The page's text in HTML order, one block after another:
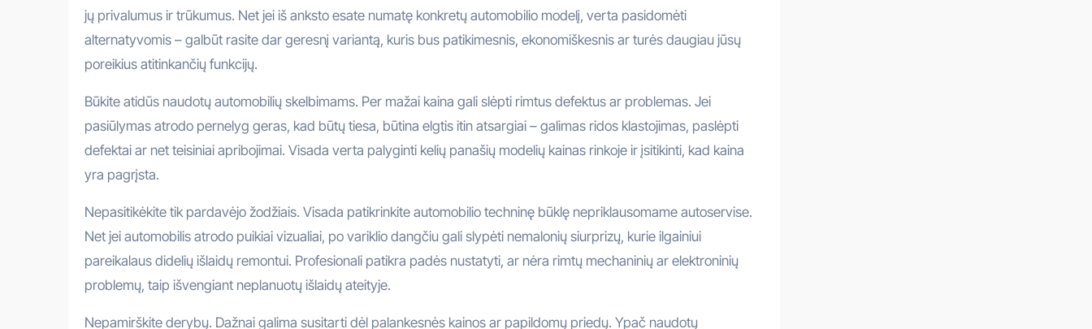
jų privalumus ir trūkumus. Net jei iš anksto esate numatę konkretų automobilio modelį, verta pasidomėti
alternatyvomis – galbūt rasite dar geresnį variantą, kuris bus patikimesnis, ekonomiškesnis ar turės daugiau jūsų
poreikius atitinkančių funkcijų.
Būkite atidūs naudotų automobilių skelbimams. Per mažai kaina gali slėpti rimtus defektus ar problemas. Jei
pasiūlymas atrodo pernelyg geras, kad būtų tiesa, būtina elgtis itin atsargiai – galimas ridos klastojimas, paslėpti
defektai ar net teisiniai apribojimai. Visada verta palyginti kelių panašių modelių kainas rinkoje ir įsitikinti, kad kaina
yra pagrįsta.
Nepasitikėkite tik pardavėjo žodžiais. Visada patikrinkite automobilio techninę būklę nepriklausomame autoservise.
Net jei automobilis atrodo puikiai vizualiai, po variklio dangčiu gali slypėti nemalonių siurprizų, kurie ilgainiui
pareikalaus didelių išlaidų remontui. Profesionali patikra padės nustatyti, ar nėra rimtų mechaninių ar elektroninių
problemų, taip išvengiant neplanuotų išlaidų ateityje.
Nepamirškite derybų. Dažnai galima susitarti dėl palankesnės kainos ar papildomų priedų. Ypač naudotų